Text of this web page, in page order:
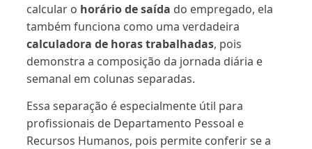
calcular o horário de saída do empregado, ela
também funciona como uma verdadeira
calculadora de horas trabalhadas, pois
demonstra a composição da jornada diária e
semanal em colunas separadas.
Essa separação é especialmente útil para
profissionais de Departamento Pessoal e
Recursos Humanos, pois permite conferir se a